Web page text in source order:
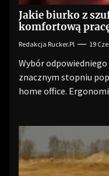
Jakie biurko z
komfortową
Redakcja Rucker.pl 19
Wybór
znacznym stopniu
home office.